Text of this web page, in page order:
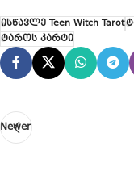
ისწავლე Teen Witch Tarot
ტაროს კარტი
Newer